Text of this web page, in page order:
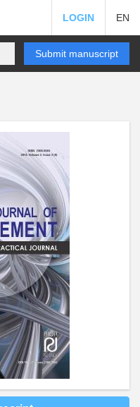
LOGIN EN
Submit manuscript